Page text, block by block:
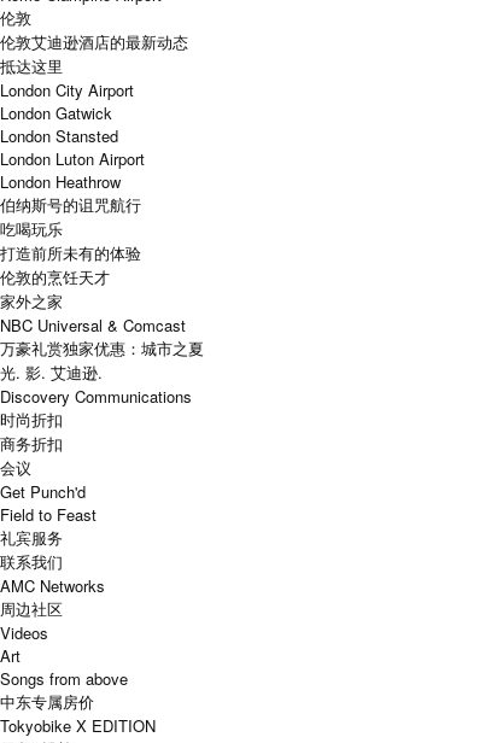
伦敦
伦敦艾迪逊酒店的最新动态
抵达这里
London City Airport
London Gatwick
London Stansted
London Luton Airport
London Heathrow
伯纳斯号的诅咒航行
吃喝玩乐
打造前所未有的体验
伦敦的烹饪天才
家外之家
NBC Universal & Comcast
万豪礼赏独家优惠：城市之夏
光. 影. 艾迪逊.
Discovery Communications
时尚折扣
商务折扣
会议
Get Punch'd
Field to Feast
礼宾服务
联系我们
AMC Networks
周边社区
Videos
Art
Songs from above
中东专属房价
Tokyobike X EDITION